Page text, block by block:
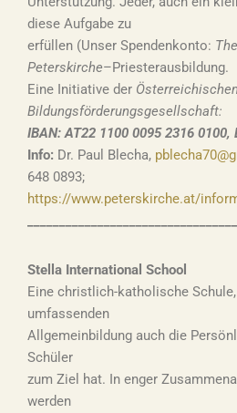
diese Aufgabe zu
erfüllen (Unser Spendenkonto:
Peterskirche–Priesterausbildung.
Eine Initiative der Österreichischen
Bildungsförderungsgesellschaft:
IBAN: AT22 1100 0095 2316 0100,
Info: Dr. Paul Blecha,
648 0893;
https://www.peterskirche.at/
Stella International School
Eine christlich-katholische
umfassenden
Allgemeinbildung auch die
Schüler
zum Ziel hat. In enger
werden